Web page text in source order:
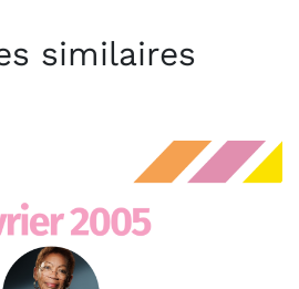
similaires